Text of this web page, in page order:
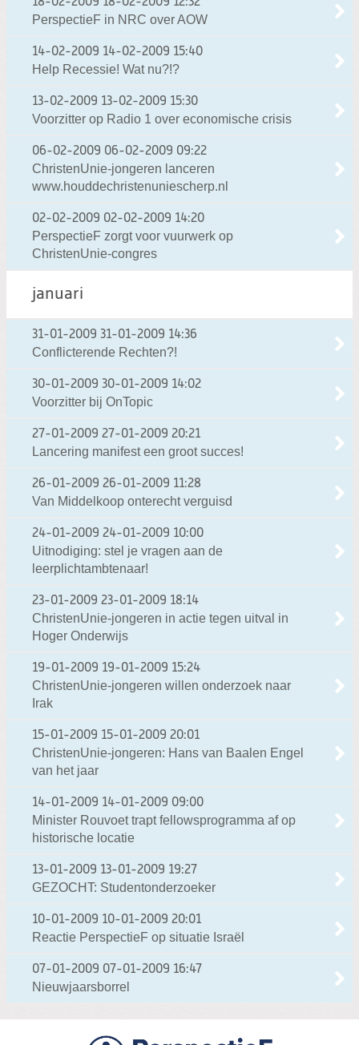
PerspectieF in NRC over AOW
14-02-2009 14-02-2009 15:40
Help Recessie! Wat nu?!?
13-02-2009 13-02-2009 15:30
Voorzitter op Radio 1 over economische crisis
06-02-2009 06-02-2009 09:22
ChristenUnie-jongeren lanceren
www.houddechristenuniescherp.nl
02-02-2009 02-02-2009 14:20
PerspectieF zorgt voor vuurwerk op
ChristenUnie-congres
januari
31-01-2009 31-01-2009 14:36
Conflicterende Rechten?!
30-01-2009 30-01-2009 14:02
Voorzitter bij OnTopic
27-01-2009 27-01-2009 20:21
Lancering manifest een groot succes!
26-01-2009 26-01-2009 11:28
Van Middelkoop onterecht verguisd
24-01-2009 24-01-2009 10:00
Uitnodiging: stel je vragen aan de
leerplichtambtenaar!
23-01-2009 23-01-2009 18:14
ChristenUnie-jongeren in actie tegen uitval in
Hoger Onderwijs
19-01-2009 19-01-2009 15:24
ChristenUnie-jongeren willen onderzoek naar
Irak
15-01-2009 15-01-2009 20:01
ChristenUnie-jongeren: Hans van Baalen Engel
van het jaar
14-01-2009 14-01-2009 09:00
Minister Rouvoet trapt fellowsprogramma af op
historische locatie
13-01-2009 13-01-2009 19:27
GEZOCHT: Studentonderzoeker
10-01-2009 10-01-2009 20:01
Reactie PerspectieF op situatie Israël
07-01-2009 07-01-2009 16:47
Nieuwjaarsborrel